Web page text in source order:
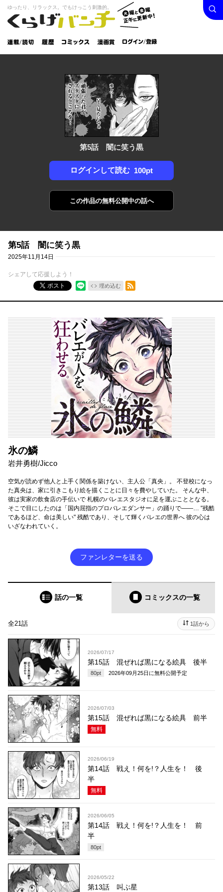
くらげバンチ
火曜と
金曜正
午に更
新中！
ゆったり、リラックス。でもけっこう刺激的。
連載/読
切
履
歴
コミック
漫画
賞
ログイン /
登録
検索
第5話 闇に笑う黒
ログインして読む 100pt
この作品の無料公開中の話へ
第5話 闇に笑う黒
2025年11月14日
シェアして応援しよう！
ポスト
埋め込む
RSSフィード
氷の鱗
岩井勇樹/Jicco
空気が読めず他人と上手く関係を築けない、主人公「真央」。 不登校になっ
た真央は、家に引きこもり絵を描くことに日々を費やしていた。 そんな中、
彼は実家の飲食店の手伝いで 札幌のバレエスタジオに足を運ぶこととなる。
そこで目にしたのは「国内屈指のプロバレエダンサー」の踊りで――… "残酷
であるほど、命は美しい" 残酷であり、そして輝くバレエの世界へ 彼の心は
いざなわれていく。
ファンレターを送る
話の一覧 コミックスの一覧
全21話 1話から
2026/07/17
第15話 混ぜれば黒になる絵具 後半
80pt 2026年09月25日 に無料公開予定
2026/07/03
第15話 混ぜれば黒になる絵具 前半
無料
2026/06/19
第14話 戦え！何を!？人生を！ 後
半
無料
2026/06/05
第14話 戦え！何を!？人生を！ 前
半
80pt
2026/05/22
第13話 叫ぶ星